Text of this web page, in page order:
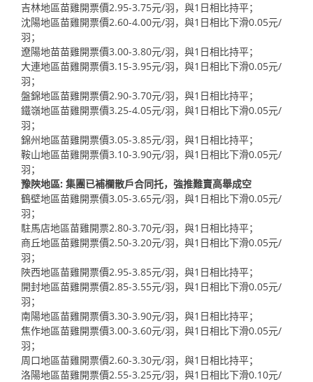
吉林地區苗雞開票價2.95-3.75元/羽，與1日相比持平；
沈陽地區苗雞開票價2.60-4.00元/羽，與1日相比下滑0.05元/
羽；
遼陽地苗苗雞開票價3.00-3.80元/羽，與1日相比持平；
大連地區苗雞開票價3.15-3.95元/羽，與1日相比下滑0.05元/
羽；
盤錦地區苗雞開票價2.90-3.70元/羽，與1日相比持平；
鐵嶺地區苗雞開票價3.25-4.05元/羽，與1日相比下滑0.05元/
羽；
錦州地區苗雞開票價3.05-3.85元/羽，與1日相比持平；
鞍山地區苗雞開票價3.10-3.90元/羽，與1日相比下滑0.05元/
羽；
豫陜地區: 集團已補欄散戶合同托，強推難賣高舉成空
鶴壁地區苗雞開票價3.05-3.65元/羽，與1日相比下滑0.05元/
羽；
駐馬店地區苗雞開票2.80-3.70元/羽，與1日相比持平；
商丘地區苗雞開票價2.50-3.20元/羽，與1日相比下滑0.05元/
羽；
陜西地區苗雞開票價2.95-3.85元/羽，與1日相比持平；
開封地區苗雞開票價2.85-3.55元/羽，與1日相比下滑0.05元/
羽；
南陽地區苗雞開票價3.30-3.90元/羽，與1日相比持平；
焦作地區苗雞開票價3.00-3.60元/羽，與1日相比下滑0.05元/
羽；
周口地區苗雞開票價2.60-3.30元/羽，與1日相比持平；
洛陽地區苗雞開票價2.55-3.25元/羽，與1日相比下滑0.10元/